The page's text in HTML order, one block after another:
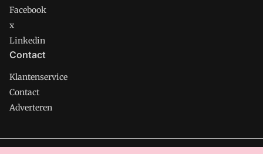
Facebook
x
Linkedin
Contact
Klantenservice
Contact
Adverteren